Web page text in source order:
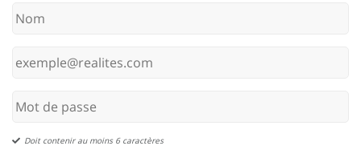
Doit contenir au moins 6 caractères